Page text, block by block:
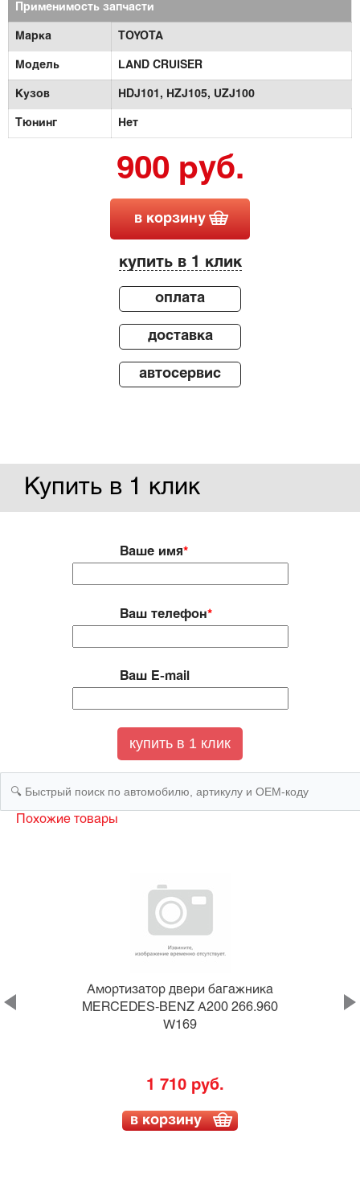
Применимость запчасти
Марка TOYOTA
Модель LAND CRUISER
Кузов HDJ101, HZJ105, UZJ100
Тюнинг Нет
900 руб.
в корзину
купить в 1 клик
оплата
доставка
автосервис
Купить в 1 клик
Ваше имя*
Ваш телефон*
Ваш E-mail
Похожие товары
Амортизатор двери багажника
MERCEDES-BENZ A200 266.960
W169
1 710 руб.
в корзину